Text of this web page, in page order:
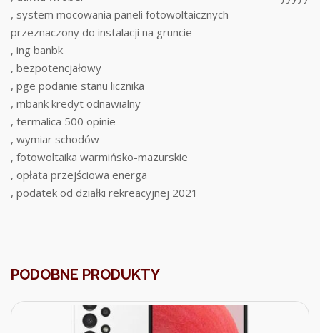
, system mocowania paneli fotowoltaicznych
przeznaczony do instalacji na gruncie
, ing banbk
, bezpotencjałowy
, pge podanie stanu licznika
, mbank kredyt odnawialny
, termalica 500 opinie
, wymiar schodów
, fotowoltaika warmińsko-mazurskie
, opłata przejściowa energa
, podatek od działki rekreacyjnej 2021
PODOBNE PRODUKTY